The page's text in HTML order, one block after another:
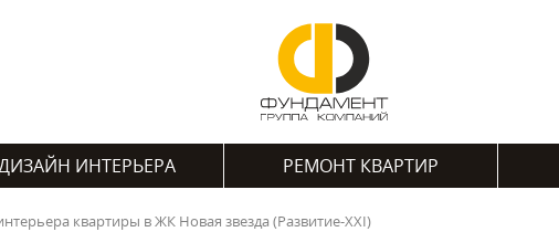
ИНТЕРЬЕРА РЕМОНТ КВАРТИР
квартиры в ЖК Новая звезда (Развитие-XXI)